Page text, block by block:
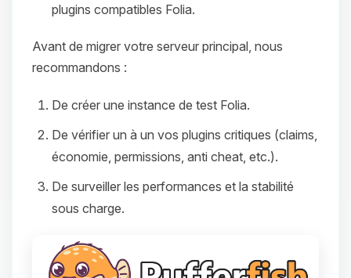
plugins compatibles Folia.
Avant de migrer votre serveur principal, nous
recommandons :
De créer une instance de test Folia.
De vérifier un à un vos plugins critiques (claims,
économie, permissions, anti cheat, etc.).
De surveiller les performances et la stabilité
sous charge.